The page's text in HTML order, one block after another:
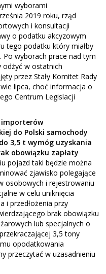
wyborami
2019 roku, rząd
i konsultacji
o podatku akcyzowym
tego podatku który miałby
wyborach prace nad tym
odżyć w ostatnich
przez Stały Komitet Rady
lipca, choć informacja o
Centrum Legislacji
importerów
do Polski samochody
3,5 t wymóg uzyskania
obowiązku zapłaty
pojazd taki będzie można
zjawisko polegające
osobowych i rejestrowaniu
w celu uniknięcia
i przedłożenia przy
brak obowiązku
lub specjalnych o
3,5 tony
opodatkowania
przeczytać w uzasadnieniu